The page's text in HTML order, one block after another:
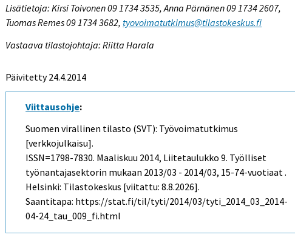
Lisätietoja: Kirsi Toivonen 09 1734 3535, Anna Pärnänen 09 1734 2607,
Tuomas Remes 09 1734 3682, tyovoimatutkimus@tilastokeskus.fi
Vastaava tilastojohtaja: Riitta Harala
Päivitetty 24.4.2014
Viittausohje:
Suomen virallinen tilasto (SVT): Työvoimatutkimus
[verkkojulkaisu].
ISSN=1798-7830. Maaliskuu 2014, Liitetaulukko 9. Työlliset
työnantajasektorin mukaan 2013/03 - 2014/03, 15-74-vuotiaat .
Helsinki: Tilastokeskus [viitattu: 8.8.2026].
Saantitapa: https://stat.fi/til/tyti/2014/03/tyti_2014_03_2014-
04-24_tau_009_fi.html